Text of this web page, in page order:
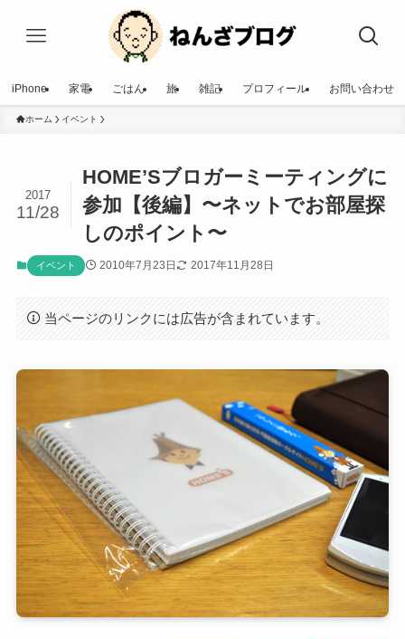
iPhone 家電 ごはん 旅 雑記 プロフィール お問い合わせ
ホーム イベント
HOME’Sブロガーミーティングに
参加【後編】〜ネットでお部屋探
しのポイント〜
2017
11/28
イベント 2010年7月23日 2017年11月28日
当ページのリンクには広告が含まれています。